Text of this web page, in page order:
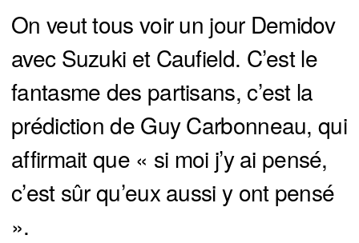
On veut tous voir un jour Demidov
avec Suzuki et Caufield. C’est le
fantasme des partisans, c’est la
prédiction de Guy Carbonneau, qui
affirmait que « si moi j’y ai pensé,
c’est sûr qu’eux aussi y ont pensé
».